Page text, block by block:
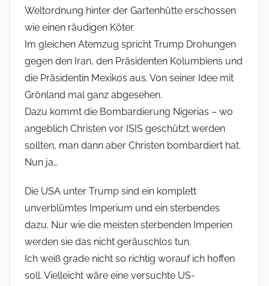
Weltordnung hinter der Gartenhütte erschossen
wie einen räudigen Köter.
Im gleichen Atemzug spricht Trump Drohungen
gegen den Iran, den Präsidenten Kolumbiens und
die Präsidentin Mexikos aus. Von seiner Idee mit
Grönland mal ganz abgesehen.
Dazu kommt die Bombardierung Nigerias – wo
angeblich Christen vor ISIS geschützt werden
sollten, man dann aber Christen bombardiert hat.
Nun ja…
Die USA unter Trump sind ein komplett
unverblümtes Imperium und ein sterbendes
dazu. Nur wie die meisten sterbenden Imperien
werden sie das nicht geräuschlos tun.
Ich weiß grade nicht so richtig worauf ich hoffen
soll. Vielleicht wäre eine versuchte US-